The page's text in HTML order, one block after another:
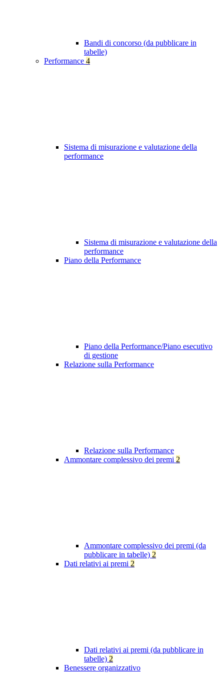
Bandi di concorso (da pubblicare in
tabelle)
Performance 4
Sistema di misurazione e valutazione della
performance
Sistema di misurazione e valutazione della
performance
Piano della Performance
Piano della Performance/Piano esecutivo
di gestione
Relazione sulla Performance
Relazione sulla Performance
Ammontare complessivo dei premi 2
Ammontare complessivo dei premi (da
pubblicare in tabelle) 2
Dati relativi ai premi 2
Dati relativi ai premi (da pubblicare in
tabelle) 2
Benessere organizzativo